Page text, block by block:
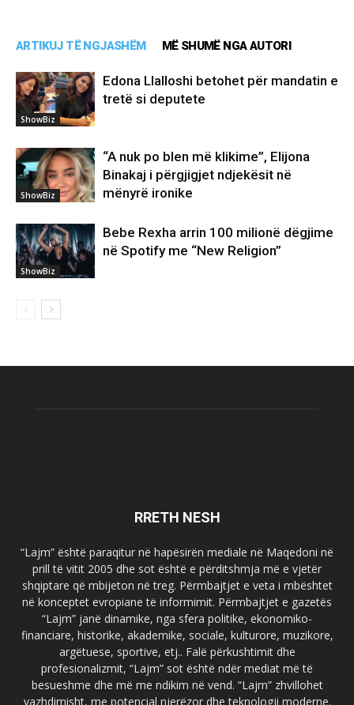
ARTIKUJ TË NGJASHËM MË SHUMË NGA AUTORI
ShowBiz
Edona Llalloshi betohet për mandatin e
tretë si deputete
ShowBiz
“A nuk po blen më klikime”, Elijona
Binakaj i përgjigjet ndjekësit në
mënyrë ironike
ShowBiz
Bebe Rexha arrin 100 milionë dëgjime
në Spotify me “New Religion”
RRETH NESH
“Lajm” është paraqitur në hapësirën mediale në Maqedoni në
prill të vitit 2005 dhe sot është e përditshmja më e vjetër
shqiptare që mbijeton në treg. Përmbajtjet e veta i mbështet
në konceptet evropiane të informimit. Përmbajtjet e gazetës
“Lajm” janë dinamike, nga sfera politike, ekonomiko-
financiare, historike, akademike, sociale, kulturore, muzikore,
argëtuese, sportive, etj.. Falë përkushtimit dhe
profesionalizmit, “Lajm” sot është ndër mediat më të
besueshme dhe më me ndikim në vend. “Lajm” zhvillohet
vazhdimisht, me potencial njerëzor dhe teknologji moderne.